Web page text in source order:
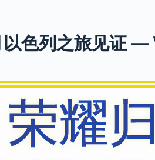
色列之旅见证
荣耀